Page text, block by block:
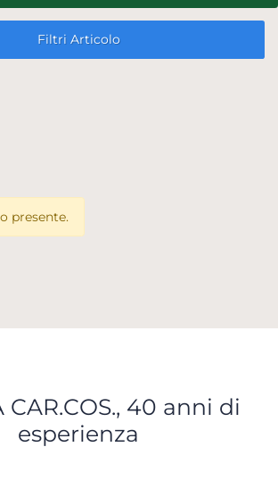
Filtri Articolo
presente.
CAR.COS., 40 anni di
esperienza
i servizi che ti abbiamo dedicato